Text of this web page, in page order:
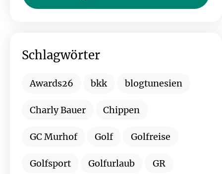
Schlagwörter
Awards26 bkk blogtunesien
Charly Bauer Chippen
GC Murhof Golf Golfreise
Golfsport Golfurlaub GR